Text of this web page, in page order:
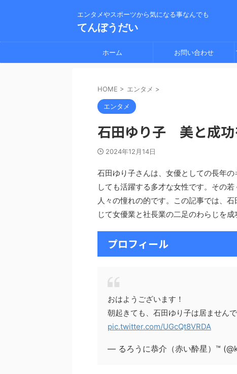
エンタメやスポーツから気になる事なんでも
てんぼうだい
ホーム お問い合わせ
HOME > エンタメ >
エンタメ
石田ゆり子 美と成功
2024年12月14日
石田ゆり子さんは、女優としての長年
しても活躍する多才な女性です。その
人々の憧れの的です。この記事では、
じて女優業と社長業の二足のわらじを成
プロフィール
おはようございます！
朝起きても、石田ゆり子は居ませんで
pic.twitter.com/UGcQt8VRDA
— るろうに恭介（赤い酔星）™️